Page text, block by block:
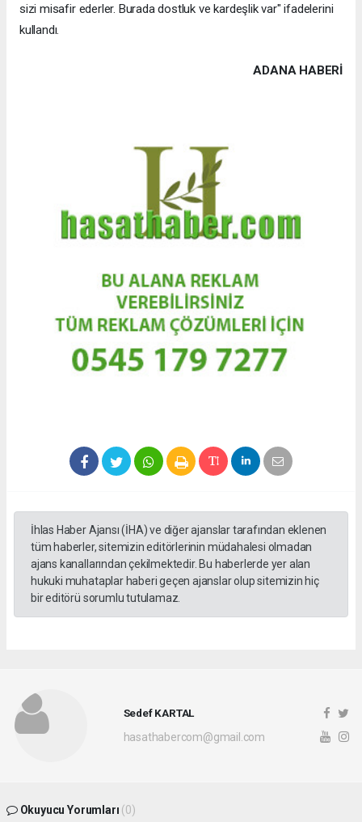
sizi misafir ederler. Burada dostluk ve kardeşlik var" ifadelerini
kullandı.
ADANA HABERİ
İhlas Haber Ajansı (İHA) ve diğer ajanslar tarafından eklenen
tüm haberler, sitemizin editörlerinin müdahalesi olmadan
ajans kanallarından çekilmektedir. Bu haberlerde yer alan
hukuki muhataplar haberi geçen ajanslar olup sitemizin hiç
bir editörü sorumlu tutulamaz.
Sedef KARTAL
hasathabercom@gmail.com
Okuyucu Yorumları (0)